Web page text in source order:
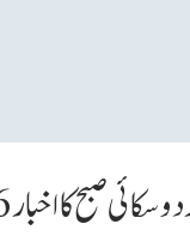
6 اکتوبر 2011